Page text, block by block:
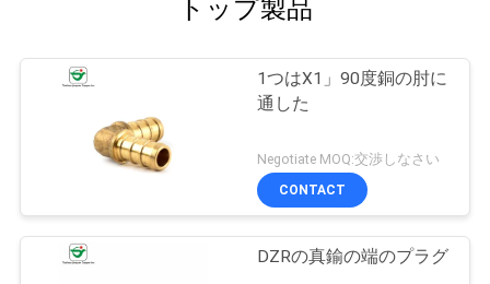
トップ製品
1つはX1」90度銅の肘に
通した
Negotiate MOQ:交渉しなさい
CONTACT
DZRの真鍮の端のプラグ